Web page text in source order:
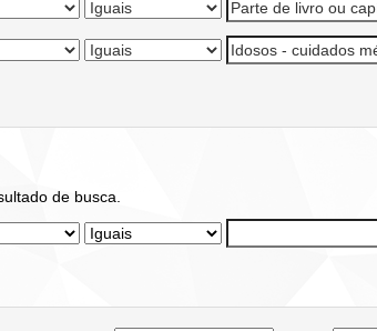
de busca.